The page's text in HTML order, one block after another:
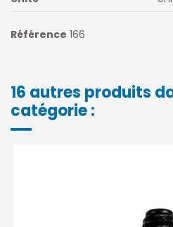
Référence 166
16 autres produits
catégorie :